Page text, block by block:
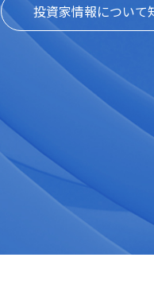
投資家情報について